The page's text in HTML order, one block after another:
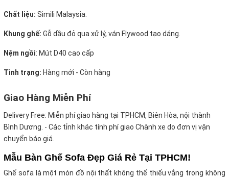
Chất liệu: Simili Malaysia.
Khung ghế: Gỗ dầu đỏ qua xử lý, ván Flywood tạo dáng.
Nệm ngồi: Mút D40 cao cấp
Tình trạng: Hàng mới - Còn hàng
Giao Hàng Miễn Phí
Delivery Free: Miễn phí giao hàng tại TPHCM, Biên Hòa, nội thành
Bình Dương. - Các tỉnh khác tính phí giao Chành xe do đơn vị vận
chuyển báo giá.
Mẫu Bàn Ghế Sofa Đẹp Giá Rẻ Tại TPHCM!
Ghế sofa là một món đồ nội thất không thể thiếu vắng trong không